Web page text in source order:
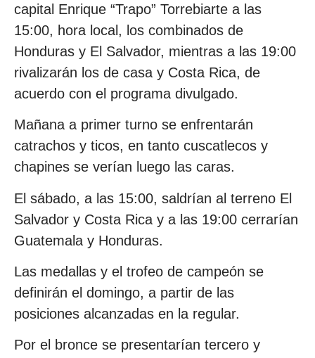
capital Enrique “Trapo” Torrebiarte a las
15:00, hora local, los combinados de
Honduras y El Salvador, mientras a las 19:00
rivalizarán los de casa y Costa Rica, de
acuerdo con el programa divulgado.
Mañana a primer turno se enfrentarán
catrachos y ticos, en tanto cuscatlecos y
chapines se verían luego las caras.
El sábado, a las 15:00, saldrían al terreno El
Salvador y Costa Rica y a las 19:00 cerrarían
Guatemala y Honduras.
Las medallas y el trofeo de campeón se
definirán el domingo, a partir de las
posiciones alcanzadas en la regular.
Por el bronce se presentarían tercero y